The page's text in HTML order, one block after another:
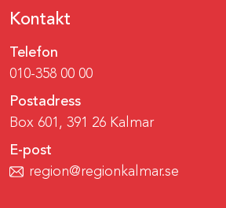
Kontakt
Telefon
010-358 00 00
Postadress
Box 601, 391 26 Kalmar
E-post
region@regionkalmar.se